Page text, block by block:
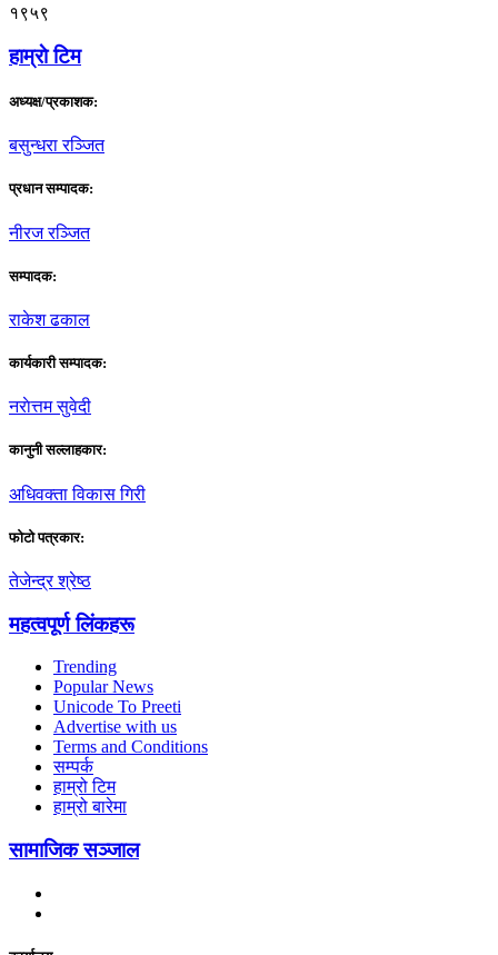
१९५९
हाम्राे टिम
अध्यक्ष/प्रकाशक:
बसुन्धरा रञ्जित
प्रधान सम्पादक:
नीरज रञ्जित
सम्पादक:
राकेश ढकाल
कार्यकारी सम्पादक:
नराेत्तम सुवेदी
कानुनी सल्लाहकार:
अधिवक्ता विकास गिरी
फाेटाे पत्रकार:
तेजेन्द्र श्रेष्ठ
महत्वपूर्ण लिंकहरू
Trending
Popular News
Unicode To Preeti
Advertise with us
Terms and Conditions
सम्पर्क
हाम्रो टिम
हाम्रो बारेमा
सामाजिक सञ्जाल